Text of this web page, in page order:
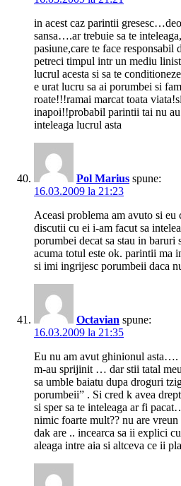
in acest caz parintii
sansa….ar trebuie sa te
pasiune,care te face responsabil
petreci timpul intr un mediu
lucrul acesta si sa te
e urat lucru sa ai porumbei si
roate!!!ramai marcat toata
inapoi!!probabil parintii tai nu
inteleaga lucrul asta
Pol Marius spune:
16.03.2009 la 21:23
Aceasi problema am avuto si
discutii cu ei i-am facut sa
porumbei decat sa stau in baruri
acuma totul este ok. parintii ma
si imi ingrijesc porumbeii daca
Octavian spune:
16.03.2009 la 21:35
Eu nu am avut ghinionul asta….
m-au sprijinit … dar stii tatal
sa umble baiatu dupa droguri
porumbeii” . Si cred k avea
si sper sa te inteleaga ar fi
nimic foarte mult?? nu are
dak are .. incearca sa ii explici
aleaga intre aia si altceva ce ii